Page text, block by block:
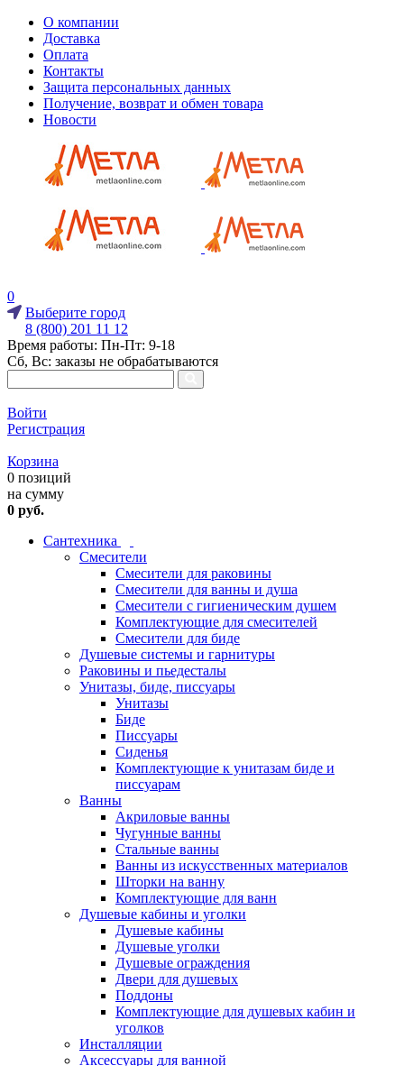
О компании
Доставка
Оплата
Контакты
Защита персональных данных
Получение, возврат и обмен товара
Новости
0
Выберите город
8 (800) 201 11 12
Время работы: Пн-Пт: 9-18
Сб, Вс: заказы не обрабатываются
Войти
Регистрация
Корзина
0 позиций
на сумму
0 руб.
Сантехника
Смесители
Смесители для раковины
Смесители для ванны и душа
Смесители с гигиеническим душем
Комплектующие для смесителей
Смесители для биде
Душевые системы и гарнитуры
Раковины и пьедесталы
Унитазы, биде, писсуары
Унитазы
Биде
Писсуары
Сиденья
Комплектующие к унитазам биде и
писсуарам
Ванны
Акриловые ванны
Чугунные ванны
Стальные ванны
Ванны из искусственных материалов
Шторки на ванну
Комплектующие для ванн
Душевые кабины и уголки
Душевые кабины
Душевые уголки
Душевые ограждения
Двери для душевых
Поддоны
Комплектующие для душевых кабин и
уголков
Инсталляции
Аксессуары для ванной